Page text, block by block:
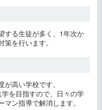
する生徒が多く、1年次か
を行います。
高い学校です。
を目指すので、日々の学
ン指導で解消します。